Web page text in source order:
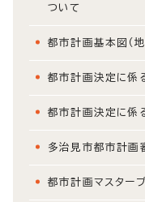
ついて
都市計画基本図（地
都市計画決定に係
都市計画決定に係
多治見市都市計画
都市計画マスター